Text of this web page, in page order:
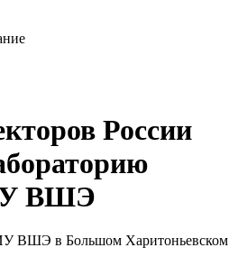
России
ВШЭ
ВШЭ в Большом Харитоньевском